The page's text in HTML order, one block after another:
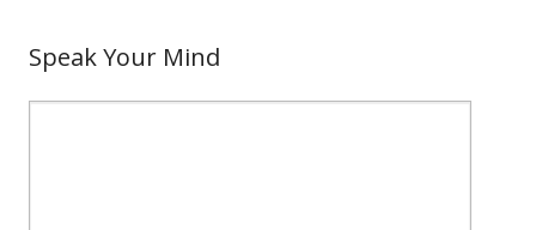
Speak Your Mind